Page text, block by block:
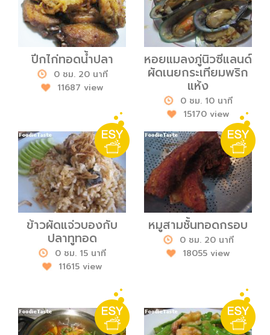
ปีกไก่ทอดน้ำปลา
0 ชม. 20 นาที
11687 view
หอยแมลงภู่นิวซีแลนด์
ผัดเนยกระเทียมพริก
แห้ง
0 ชม. 10 นาที
15170 view
ข้าวผัดแจ่วบองกับ
ปลาทูทอด
0 ชม. 15 นาที
11615 view
หมูสามชั้นทอดกรอบ
0 ชม. 20 นาที
18055 view